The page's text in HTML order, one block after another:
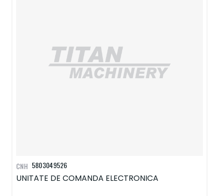
5803049526
UNITATE DE COMANDA ELECTRONICA
CNH